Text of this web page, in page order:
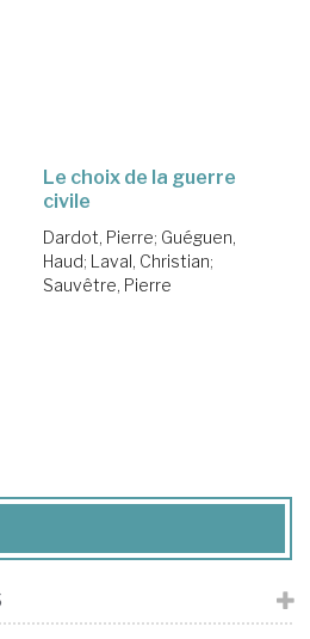
Le choix de la guerre
civile
Dardot, Pierre; Guéguen,
Haud; Laval, Christian;
Sauvêtre, Pierre